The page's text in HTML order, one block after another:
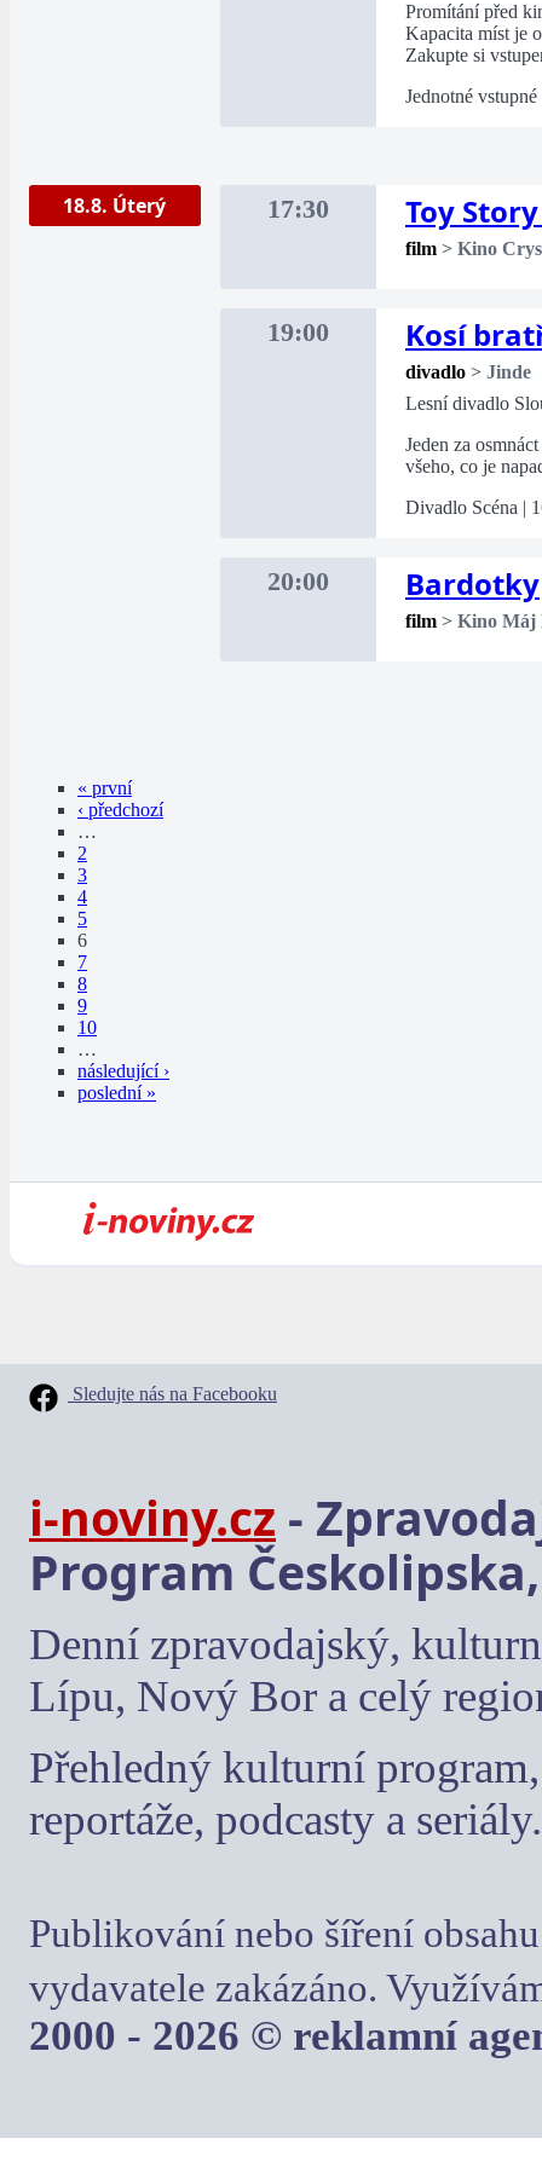
Promítání před
Kapacita míst je
Zakupte si
Jednotné
18.8. Úterý 17:30 Toy
film > Kino
19:00 Kosí
divadlo > Jinde
Lesní divadlo
Jeden za
všeho, co je
Divadlo Scéna |
20:00 Bardotky
film > Kino Máj
« první
‹ předchozí
…
2
3
4
5
6
7
8
9
10
…
následující ›
poslední »
Sledujte nás na Facebooku
i-noviny.cz -
Program
Denní zpravodajský,
Lípu, Nový Bor a celý
Přehledný kulturní
reportáže, podcasty a seriály.
Publikování nebo šíření
vydavatele zakázáno.
2000 - 2026 © reklamní